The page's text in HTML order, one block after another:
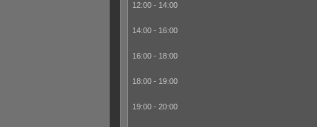
12:00 - 14:00
14:00 - 16:00
16:00 - 18:00
18:00 - 19:00
19:00 - 20:00